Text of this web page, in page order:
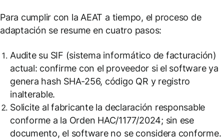
Para cumplir con la AEAT a tiempo, el proceso de
adaptación se resume en cuatro pasos:
Audite su SIF (sistema informático de facturación)
actual: confirme con el proveedor si el software ya
genera hash SHA-256, código QR y registro
inalterable.
Solicite al fabricante la declaración responsable
conforme a la Orden HAC/1177/2024; sin ese
documento, el software no se considera conforme.